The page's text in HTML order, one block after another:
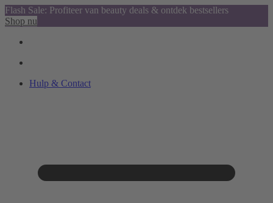
Flash Sale: Profiteer van beauty deals & ontdek bestsellers
Shop nu
Hulp & Contact